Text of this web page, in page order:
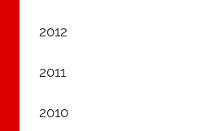
2012
2011
2010